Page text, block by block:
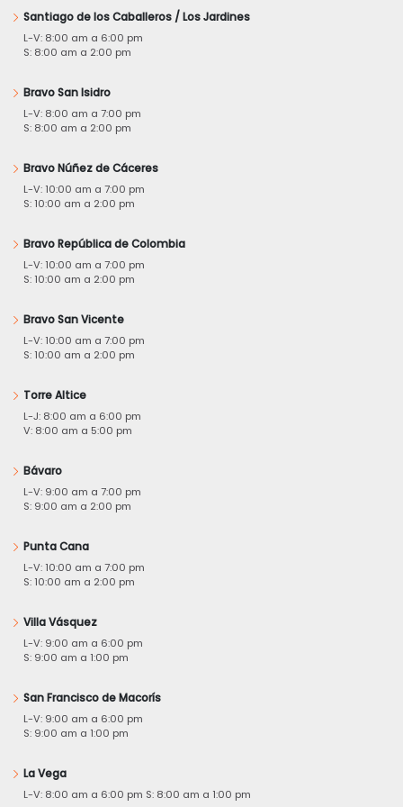
Santiago de los Caballeros / Los Jardines
L-V: 8:00 am a 6:00 pm
S: 8:00 am a 2:00 pm
Bravo San Isidro
L-V: 8:00 am a 7:00 pm
S: 8:00 am a 2:00 pm
Bravo Núñez de Cáceres
L-V: 10:00 am a 7:00 pm
S: 10:00 am a 2:00 pm
Bravo República de Colombia
L-V: 10:00 am a 7:00 pm
S: 10:00 am a 2:00 pm
Bravo San Vicente
L-V: 10:00 am a 7:00 pm
S: 10:00 am a 2:00 pm
Torre Altice
L-J: 8:00 am a 6:00 pm
V: 8:00 am a 5:00 pm
Bávaro
L-V: 9:00 am a 7:00 pm
S: 9:00 am a 2:00 pm
Punta Cana
L-V: 10:00 am a 7:00 pm
S: 10:00 am a 2:00 pm
Villa Vásquez
L-V: 9:00 am a 6:00 pm
S: 9:00 am a 1:00 pm
San Francisco de Macorís
L-V: 9:00 am a 6:00 pm
S: 9:00 am a 1:00 pm
La Vega
L-V: 8:00 am a 6:00 pm S: 8:00 am a 1:00 pm